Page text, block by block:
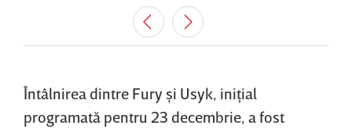
Întâlnirea dintre Fury şi Usyk, iniţial
programată pentru 23 decembrie, a fost